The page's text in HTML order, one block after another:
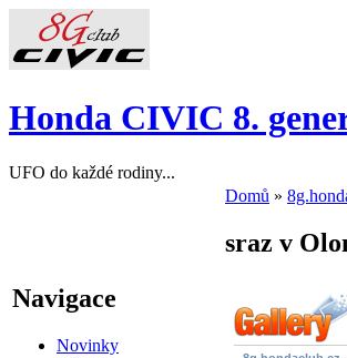
Honda CIVIC 8.
UFO do každé rodiny...
Navigace
Novinky
Domů »
sraz v